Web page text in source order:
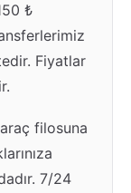
₺
Fiyatlar
filosuna
7/24